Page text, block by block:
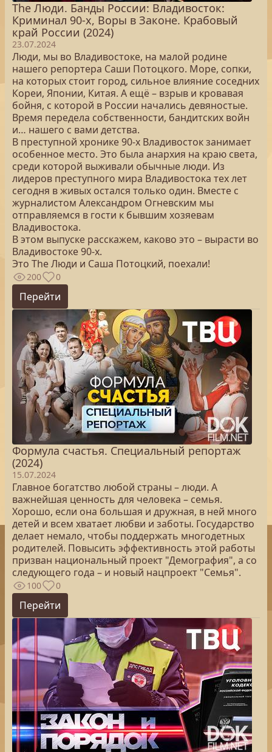
The Люди. Банды России: Владивосток:
Криминал 90-х, Воры в Законе. Крабовый
край России (2024)
23.07.2024
Люди, мы во Владивостоке, на малой родине
нашего репортера Саши Потоцкого. Море, сопки,
на которых стоит город, сильное влияние соседних
Кореи, Японии, Китая. А ещё – взрыв и кровавая
бойня, с которой в России начались девяностые.
Время передела собственности, бандитских войн
и… нашего с вами детства.
В преступной хронике 90-х Владивосток занимает
особенное место. Это была анархия на краю света,
среди которой выживали обычные люди. Из
лидеров преступного мира Владивостока тех лет
сегодня в живых остался только один. Вместе с
журналистом Александром Огневским мы
отправляемся в гости к бывшим хозяевам
Владивостока.
В этом выпуске расскажем, каково это – вырасти во
Владивостоке 90-х.
Это The Люди и Саша Потоцкий, поехали!
200 0
Перейти
Формула счастья. Специальный репортаж
(2024)
15.07.2024
Главное богатство любой страны – люди. А
важнейшая ценность для человека – семья.
Хорошо, если она большая и дружная, в ней много
детей и всем хватает любви и заботы. Государство
делает немало, чтобы поддержать многодетных
родителей. Повысить эффективность этой работы
призван национальный проект "Демография", а со
следующего года – и новый нацпроект "Семья".
100 0
Перейти